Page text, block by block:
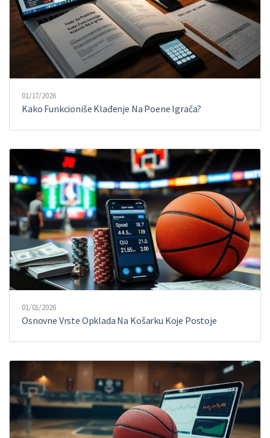
01/17/2026
Kako Funkcioniše Klađenje Na Poene Igrača?
01/01/2026
Osnovne Vrste Opklada Na Košarku Koje Postoje